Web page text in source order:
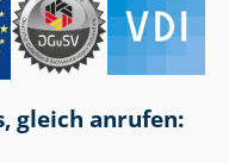
gleich anrufen: